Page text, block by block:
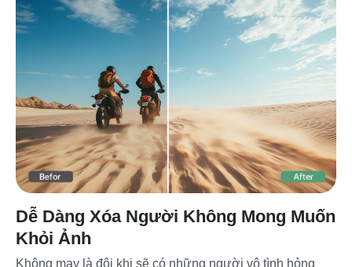
Dễ Dàng Xóa Người Không Mong Muốn
Khỏi Ảnh
Không may là đôi khi sẽ có những người vô tình hỏng